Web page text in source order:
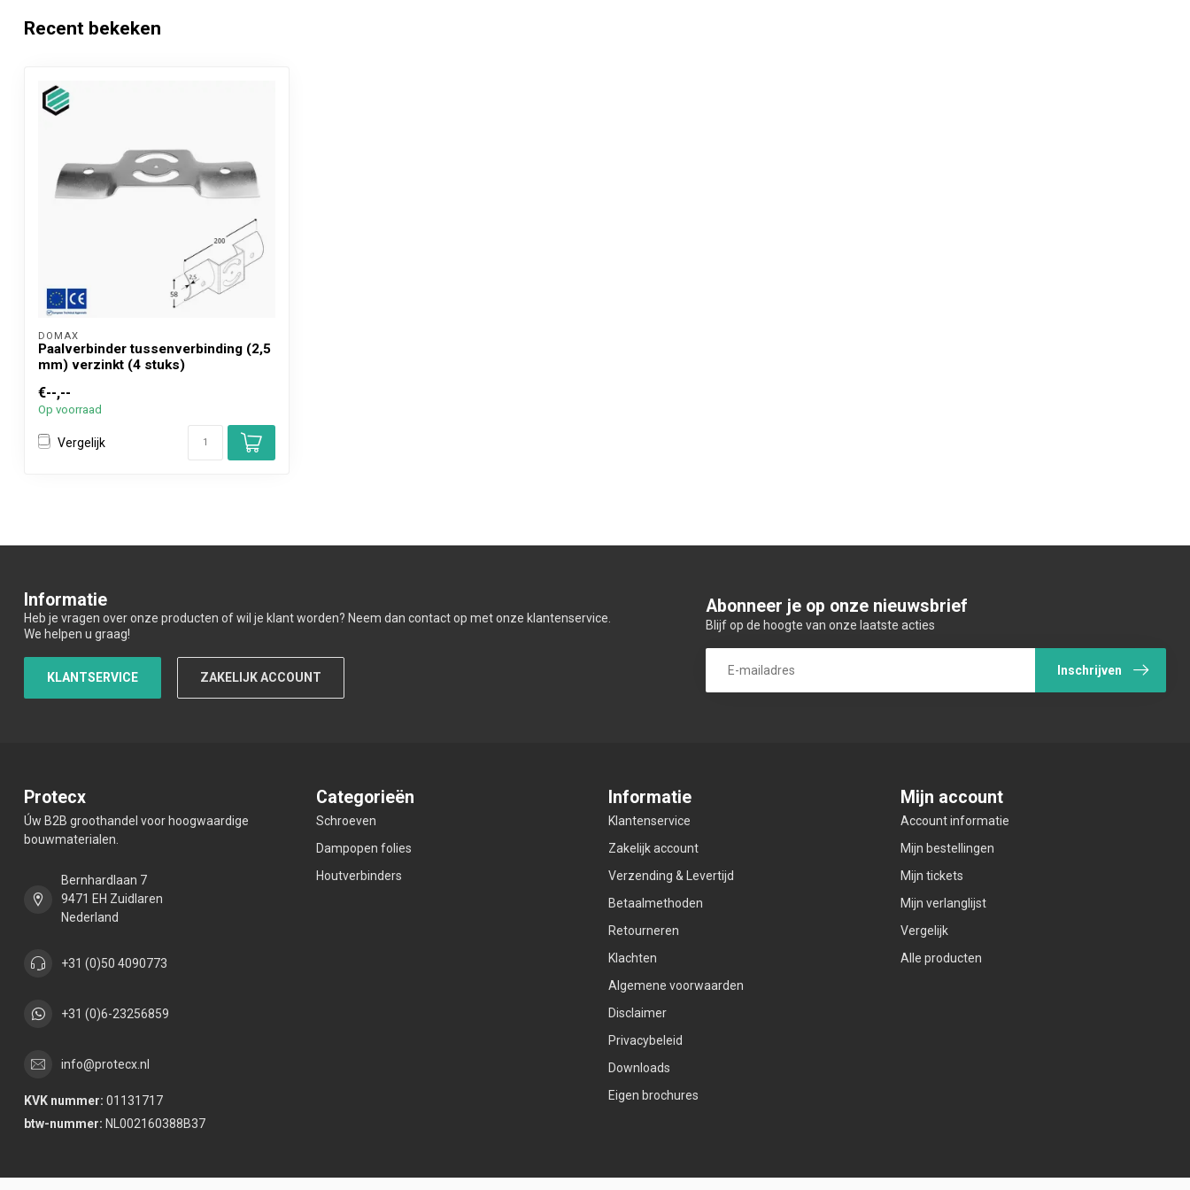
Toepassing
Kenmerk
Recent bekeken
DOMAX
Paalverbinder tussenverbinding (2,5
mm) verzinkt (4 stuks)
€--,--
Op voorraad
Vergelijk
Informatie
Heb je vragen over onze producten of wil je klant worden? Neem dan contact op met onze klantenservice.
We helpen u graag!
KLANTSERVICE ZAKELIJK ACCOUNT
Abonneer je op onze nieuwsbrief
Blijf op de hoogte van onze laatste acties
Inschrijven
Protecx
Úw B2B groothandel voor hoogwaardige
bouwmaterialen.
Bernhardlaan 7
9471 EH Zuidlaren
Nederland
+31 (0)50 4090773
+31 (0)6-23256859
info@protecx.nl
KVK nummer: 01131717
btw-nummer: NL002160388B37
Categorieën
Schroeven
Dampopen folies
Houtverbinders
Informatie
Klantenservice
Zakelijk account
Verzending & Levertijd
Betaalmethoden
Retourneren
Klachten
Algemene voorwaarden
Disclaimer
Privacybeleid
Downloads
Eigen brochures
Mijn account
Account informatie
Mijn bestellingen
Mijn tickets
Mijn verlanglijst
Vergelijk
Alle producten